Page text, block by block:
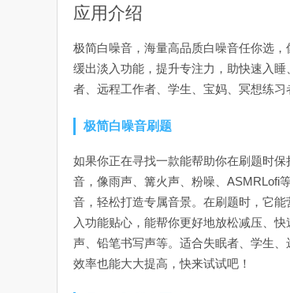
应用介绍
极简白噪音，海量高品质白噪音任你选
缓出淡入功能，提升专注力，助快速入
者、远程工作者、学生、宝妈、冥想练
极简白噪音刷题
如果你正在寻找一款能帮助你在刷题时
音，像雨声、篝火声、粉噪、ASMRLofi
音，轻松打造专属音景。在刷题时，它
入功能贴心，能帮你更好地放松减压、
声、铅笔书写声等。适合失眠者、学生
效率也能大大提高，快来试试吧！